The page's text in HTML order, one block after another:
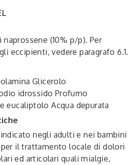
naprossene (10% p/p). Per
eccipienti, vedere paragrafo 6.1.
Glicerolo
idrossido Profumo
eucaliptolo Acqua depurata
negli adulti e nei bambini
per il trattamento locale di dolori
ed articolari quali mialgie,